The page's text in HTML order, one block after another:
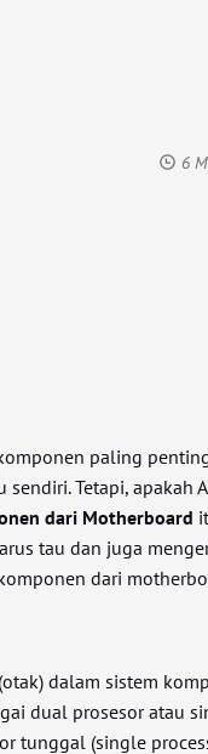
6
paling
Tetapi, apakah
dari Motherboard
tau dan juga
dari
dalam sistem
dual prosesor atau
tunggal (single